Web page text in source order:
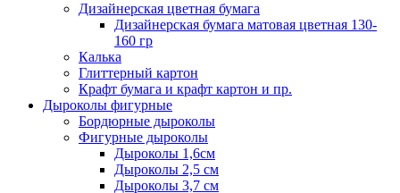
Дизайнерская цветная бумага
Дизайнерская бумага матовая цветная 130-
160 гр
Калька
Глиттерный картон
Крафт бумага и крафт картон и пр.
Дыроколы фигурные
Бордюрные дыроколы
Фигурные дыроколы
Дыроколы 1,6см
Дыроколы 2,5 см
Дыроколы 3,7 см